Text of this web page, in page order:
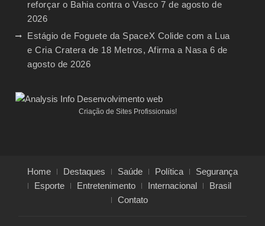
reforçar o Bahia contra o Vasco 7 de agosto de
2026
Estágio de Foguete da SpaceX Colide com a Lua
e Cria Cratera de 18 Metros, Afirma a Nasa 6 de
agosto de 2026
Criação de Sites Profissionais!
Home Destaques Saúde Política
Segurança
Esporte
Entretenimento Internacional
Brasil
Contato